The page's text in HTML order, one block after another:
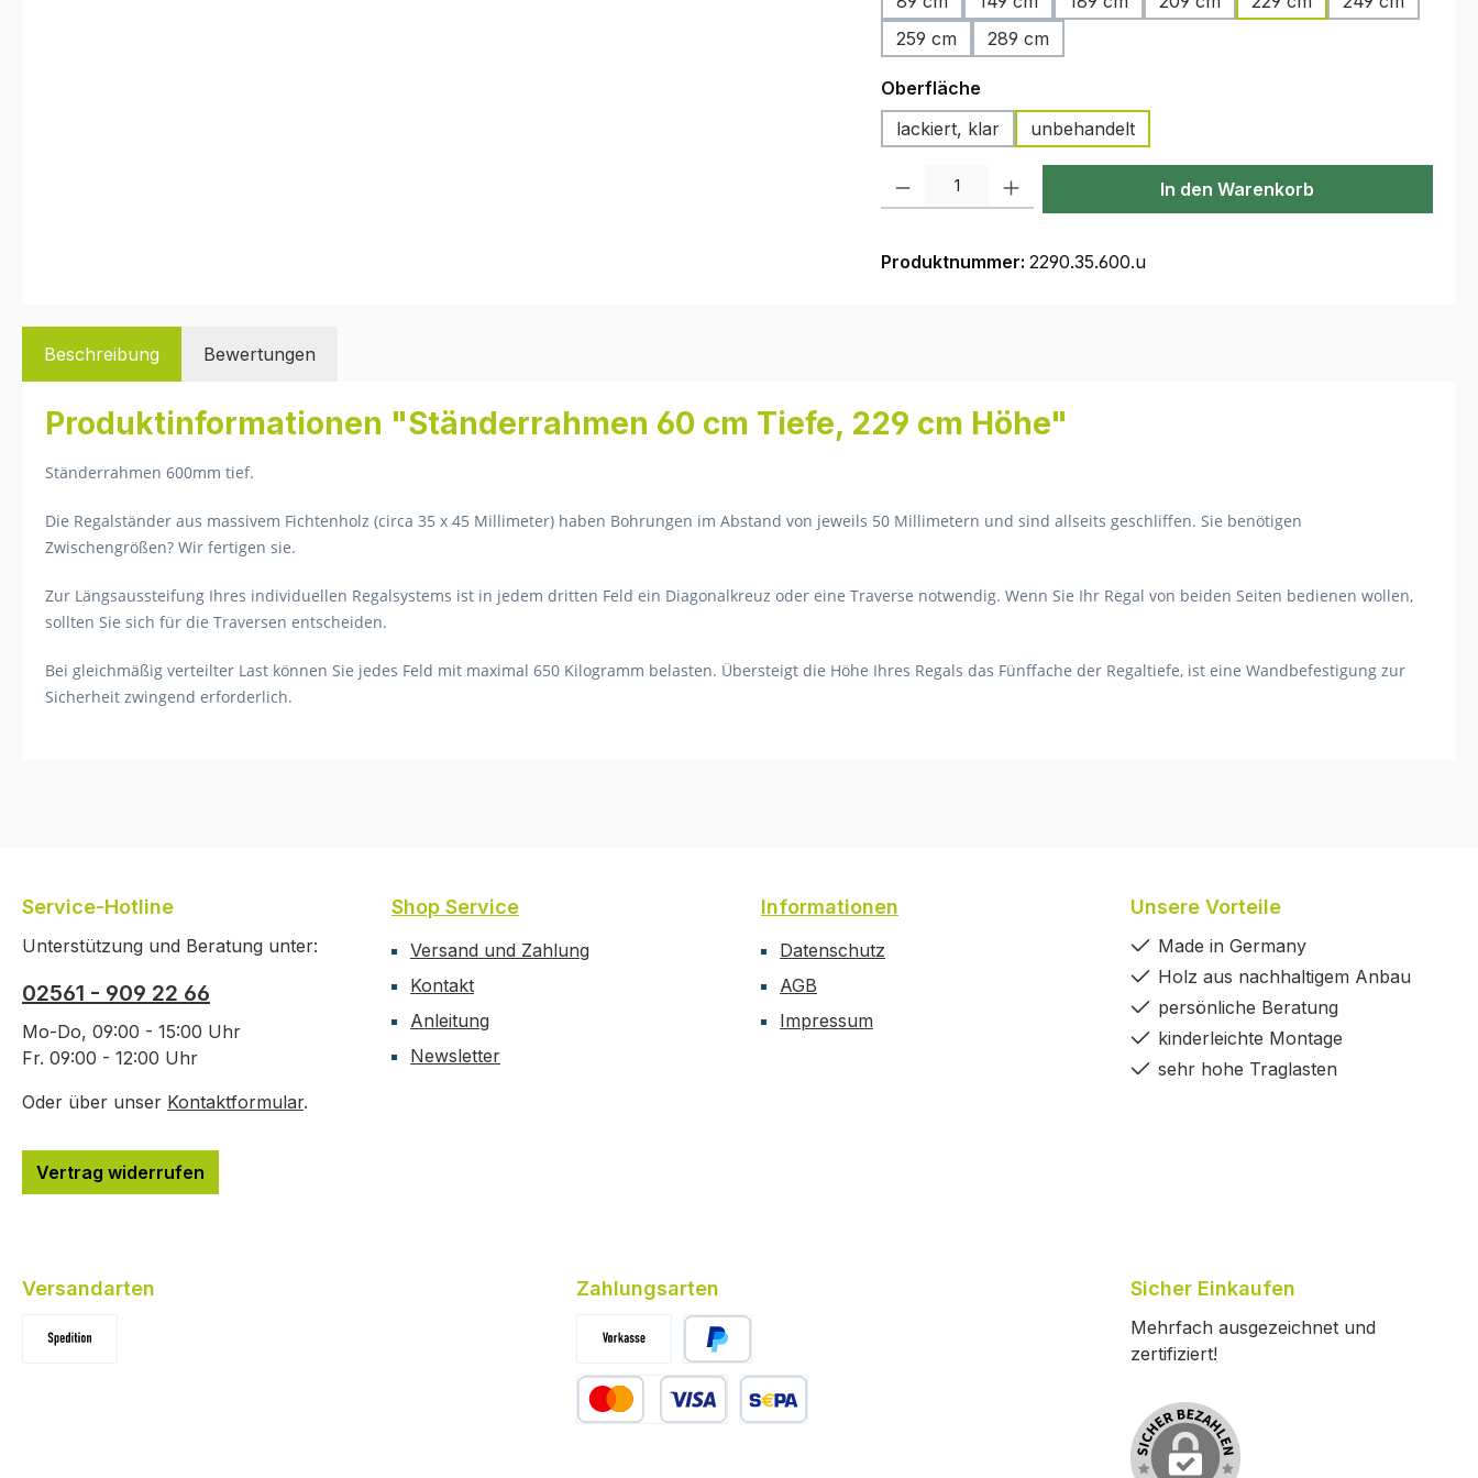
259 cm
289 cm
Oberflächeauswählen
lackiert, klar
unbehandelt
Produkt Anzahl: Gib den gewünschten Wert ein oder benutze die Schaltflächen
In den Warenkorb
Produktnummer: 2290.35.600.u
Beschreibung Bewertungen
Produktinformationen "Ständerrahmen 60 cm Tiefe, 229 cm Höhe"
Ständerrahmen 600mm tief.
Die Regalständer aus massivem Fichtenholz (circa 35 x 45 Millimeter) haben Bohrungen im Abstand von jeweils 50 Millimetern und sind allseits geschliffen. Sie benötigen
Zwischengrößen? Wir fertigen sie.
Zur Längsaussteifung Ihres individuellen Regalsystems ist in jedem dritten Feld ein Diagonalkreuz oder eine Traverse notwendig. Wenn Sie Ihr Regal von beiden Seiten bedienen wollen,
sollten Sie sich für die Traversen entscheiden.
Bei gleichmäßig verteilter Last können Sie jedes Feld mit maximal 650 Kilogramm belasten. Übersteigt die Höhe Ihres Regals das Fünffache der Regaltiefe, ist eine Wandbefestigung zur
Sicherheit zwingend erforderlich.
Service-Hotline
Unterstützung und Beratung unter:
02561 - 909 22 66
Mo-Do, 09:00 - 15:00 Uhr
Fr. 09:00 - 12:00 Uhr
Oder über unser Kontaktformular.
Vertrag widerrufen
Shop Service
Versand und Zahlung
Kontakt
Anleitung
Newsletter
Informationen
Datenschutz
AGB
Impressum
Unsere Vorteile
Made in Germany
Holz aus nachhaltigem Anbau
persönliche Beratung
kinderleichte Montage
sehr hohe Traglasten
Versandarten Zahlungsarten
Vorkasse (-4% Rabatt)
PayPal
Sicher Einkaufen
Mehrfach ausgezeichnet und
zertifiziert!